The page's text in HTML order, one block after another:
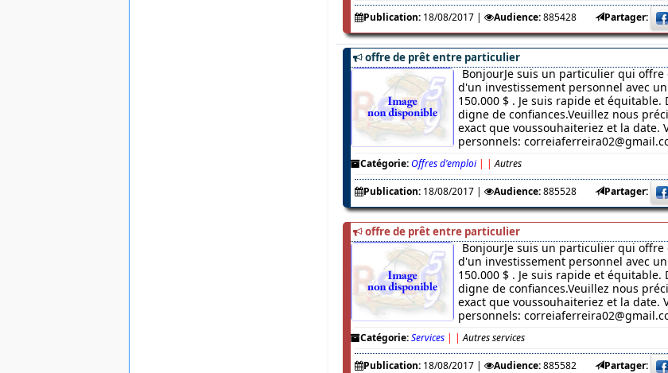
Publication: 18/08/2017| Audience: 885428 Partager:
offre de prêt entre particulier
BonjourJe suis un particulier qui
d'un investissement personnel avec
150.000 $ . Je suis rapide et
digne de confiances.Veuillez nous
exact que voussouhaiteriez et la date.
personnels:
Catégorie: Offres d'emploi | | Autres
Publication: 18/08/2017| Audience: 885528 Partager:
offre de prêt entre particulier
BonjourJe suis un particulier qui
d'un investissement personnel avec
150.000 $ . Je suis rapide et
digne de confiances.Veuillez nous
exact que voussouhaiteriez et la date.
personnels:
Catégorie: Services | | Autres services
Publication: 18/08/2017| Audience: 885582 Partager: